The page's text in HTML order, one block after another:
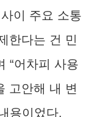
이 주요 소통
한다는 건 민
“어차피 사용
고안해 내 변
용이었다.